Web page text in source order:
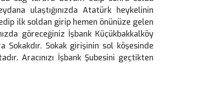
ulaştığınızda Atatürk heykelinin
ilk soldan girip hemen önünüze gelen
göreceğiniz İşbank Küçükbakkalköy
Sokakdır. Sokak girişinin sol köşesinde
Aracınızı İşbank Şubesini geçtikten